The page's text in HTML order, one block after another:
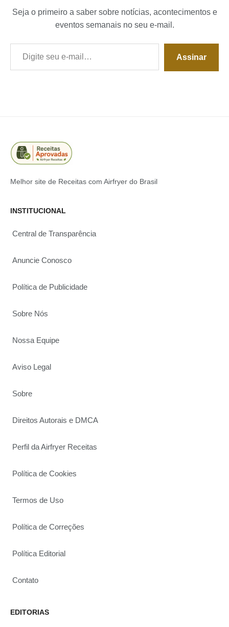
Seja o primeiro a saber sobre notícias, acontecimentos e
eventos semanais no seu e-mail.
Digite seu e-mail…
Assinar
Melhor site de Receitas com Airfryer do Brasil
INSTITUCIONAL
Central de Transparência
Anuncie Conosco
Política de Publicidade
Sobre Nós
Nossa Equipe
Aviso Legal
Sobre
Direitos Autorais e DMCA
Perfil da Airfryer Receitas
Política de Cookies
Termos de Uso
Política de Correções
Política Editorial
Contato
EDITORIAS